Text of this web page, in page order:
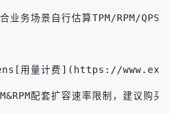
务场景自行估算TPM/RPM/QPS的
用量计费](https://
配套扩容速率限制，建议购买一